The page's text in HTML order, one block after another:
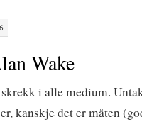
Wake
skrekk i alle medium.
kanskje det er måten